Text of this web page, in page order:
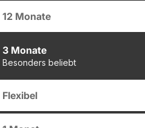
12 Monate
3 Monate
Besonders beliebt
Flexibel